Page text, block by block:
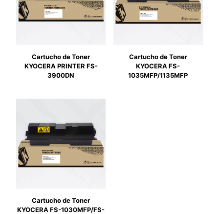
Cartucho de Toner
KYOCERA PRINTER FS-
3900DN
Cartucho de Toner
KYOCERA FS-
1035MFP/1135MFP
Cartucho de Toner
KYOCERA FS-1030MFP/FS-